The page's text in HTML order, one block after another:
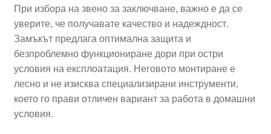
Политика за поверителност
Правила и условия
Процедура за рекламации
Разгледайте
При избора на звено за заключване, важно е да се
уверите, че получавате качество и надеждност.
Замъкът предлага оптимална защита и
безпроблемно функциониране дори при остри
условия на експлоатация. Неговото монтиране е
лесно и не изисква специализирани инструменти,
което го прави отличен вариант за работа в домашни
условия.